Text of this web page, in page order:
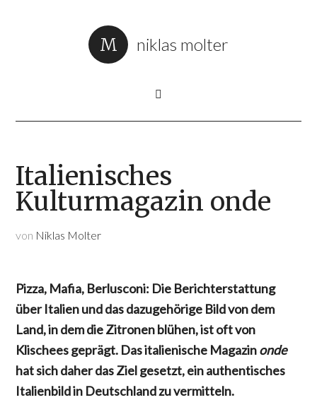
niklas molter
Italienisches
Kulturmagazin onde
von Niklas Molter
Pizza, Mafia, Berlusconi: Die Berichterstattung
über Italien und das dazugehörige Bild von dem
Land, in dem die Zitronen blühen, ist oft von
Klischees geprägt. Das italienische Magazinonde
hat sich daher das Ziel gesetzt, ein authentisches
Italienbild in Deutschland zu vermitteln.